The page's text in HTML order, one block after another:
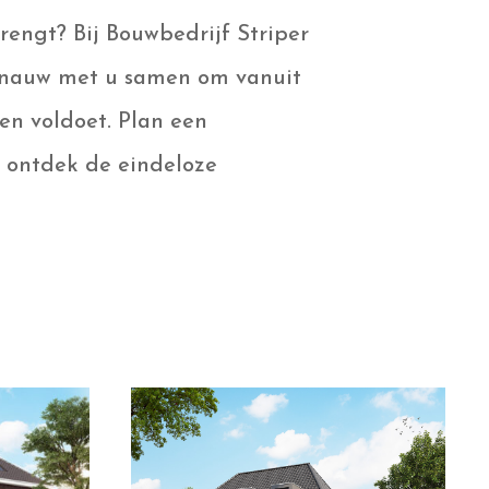
Bij Bouwbedrijf Striper
met u samen om vanuit
voldoet. Plan een
de eindeloze